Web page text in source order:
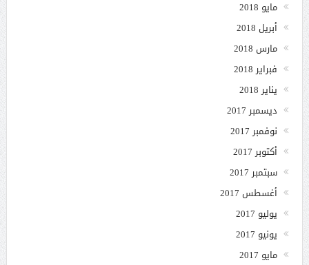
مايو 2018
أبريل 2018
مارس 2018
فبراير 2018
يناير 2018
ديسمبر 2017
نوفمبر 2017
أكتوبر 2017
سبتمبر 2017
أغسطس 2017
يوليو 2017
يونيو 2017
مايو 2017